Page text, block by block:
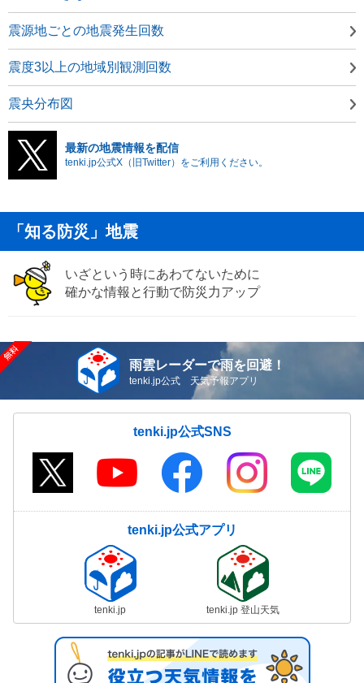
震源地ごとの地震発生回数
震度3以上の地域別観測回数
震央分布図
最新の地震情報を配信
tenki.jp公式X（旧Twitter）をご利用ください。
「知る防災」地震
いざという時にあわてないために
確かな情報と行動で防災力アップ
雨雲レーダーで雨を回避！
tenki.jp公式 天気予報アプリ
tenki.jp公式SNS
tenki.jp公式アプリ
tenki.jp tenki.jp 登山天気